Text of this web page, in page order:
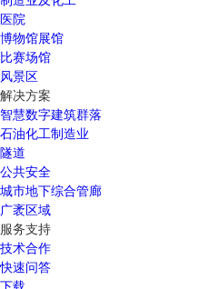
医院
博物馆展馆
比赛场馆
风景区
解决方案
智慧数字建筑群落
石油化工制造业
隧道
公共安全
城市地下综合管廊
广袤区域
服务支持
技术合作
快速问答
下载